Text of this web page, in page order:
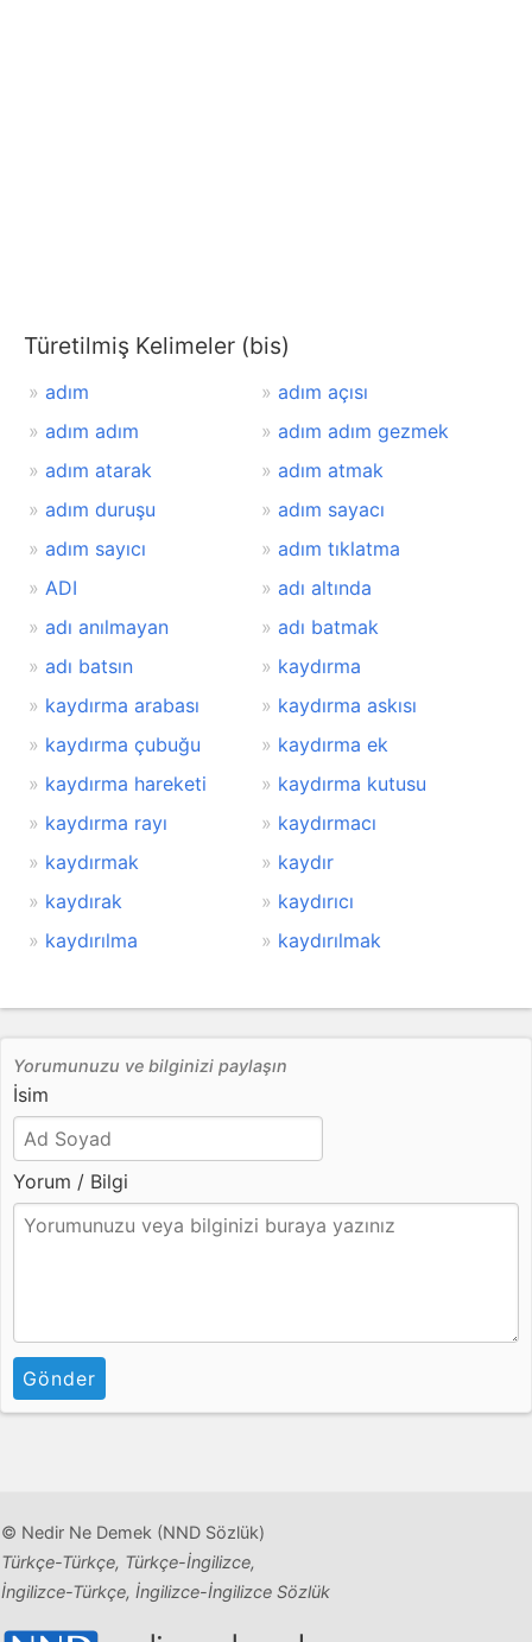
Türetilmiş Kelimeler (bis)
adım
adım açısı
adım adım
adım adım gezmek
adım atarak
adım atmak
adım duruşu
adım sayacı
adım sayıcı
adım tıklatma
ADI
adı altında
adı anılmayan
adı batmak
adı batsın
kaydırma
kaydırma arabası
kaydırma askısı
kaydırma çubuğu
kaydırma ek
kaydırma hareketi
kaydırma kutusu
kaydırma rayı
kaydırmacı
kaydırmak
kaydır
kaydırak
kaydırıcı
kaydırılma
kaydırılmak
Yorumunuzu ve bilginizi paylaşın
İsim
Yorum / Bilgi
Gönder
© Nedir Ne Demek (NND Sözlük)
Türkçe-Türkçe, Türkçe-İngilizce,
İngilizce-Türkçe, İngilizce-İngilizce Sözlük